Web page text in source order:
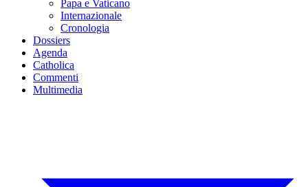
Papa e Vaticano
Internazionale
Cronologia
Dossiers
Agenda
Catholica
Commenti
Multimedia